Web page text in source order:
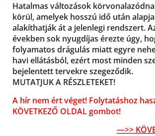
Hatalmas változások
körül, amelyek hosszú idő után
alakíthatják át a jelenlegi rendszert.
években sok nyugdíjas érezte úgy,
folyamatos drágulás miatt egyre
havi ellátásból, ezért most minden
bejelentett tervekre szegeződik.
MUTATJUK A RÉSZLETEKET!
A hír nem ért véget! Folytatáshoz
KÖVETKEZŐ OLDAL gombot!
—>>